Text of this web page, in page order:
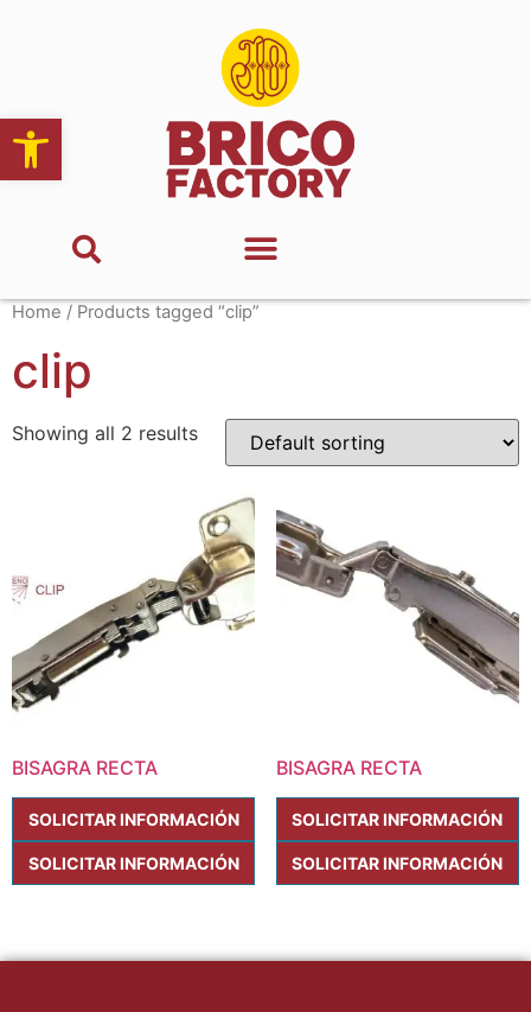
Abrir barra de herramientas
Home / Products tagged “clip”
clip
Showing all 2 results
BISAGRA RECTA
SOLICITAR INFORMACIÓN
SOLICITAR INFORMACIÓN
BISAGRA RECTA
SOLICITAR INFORMACIÓN
SOLICITAR INFORMACIÓN